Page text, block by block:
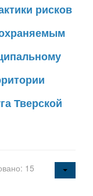
рисков
Тверской
15